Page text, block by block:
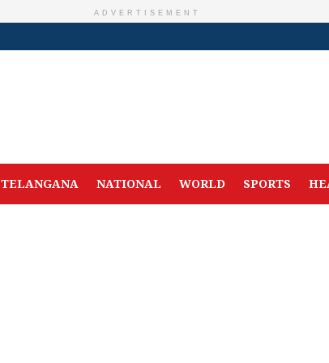
ADVERTISEMENT
TELANGANA NATIONAL WORLD SPORTS